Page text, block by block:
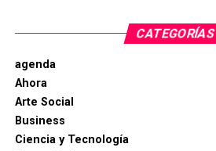
CATEGORÍAS
agenda
Ahora
Arte Social
Business
Ciencia y Tecnología